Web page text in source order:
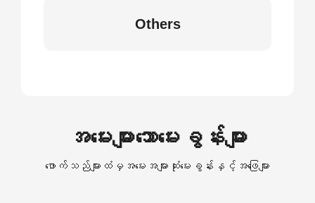
Others
အမေးများသောမေးခွန်းများ
ဖောက်သည်များထံမှအမေးအများဆုံးမေးခွန်းနှင့်အဖြေများ